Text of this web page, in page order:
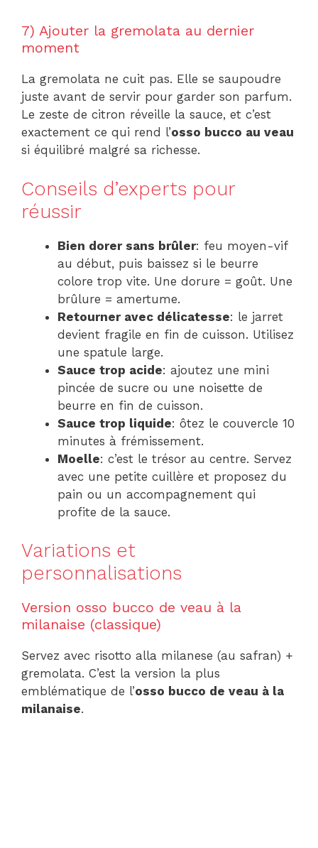
7) Ajouter la gremolata au dernier
moment
La gremolata ne cuit pas. Elle se saupoudre
juste avant de servir pour garder son parfum.
Le zeste de citron réveille la sauce, et c’est
exactement ce qui rend l’osso bucco au veau
si équilibré malgré sa richesse.
Conseils d’experts pour
réussir
Bien dorer sans brûler: feu moyen-vif
au début, puis baissez si le beurre
colore trop vite. Une dorure = goût. Une
brûlure = amertume.
Retourner avec délicatesse: le jarret
devient fragile en fin de cuisson. Utilisez
une spatule large.
Sauce trop acide: ajoutez une mini
pincée de sucre ou une noisette de
beurre en fin de cuisson.
Sauce trop liquide: ôtez le couvercle 10
minutes à frémissement.
Moelle: c’est le trésor au centre. Servez
avec une petite cuillère et proposez du
pain ou un accompagnement qui
profite de la sauce.
Variations et
personnalisations
Version osso bucco de veau à la
milanaise (classique)
Servez avec risotto alla milanese (au safran) +
gremolata. C’est la version la plus
emblématique de l’osso bucco de veau à la
milanaise.